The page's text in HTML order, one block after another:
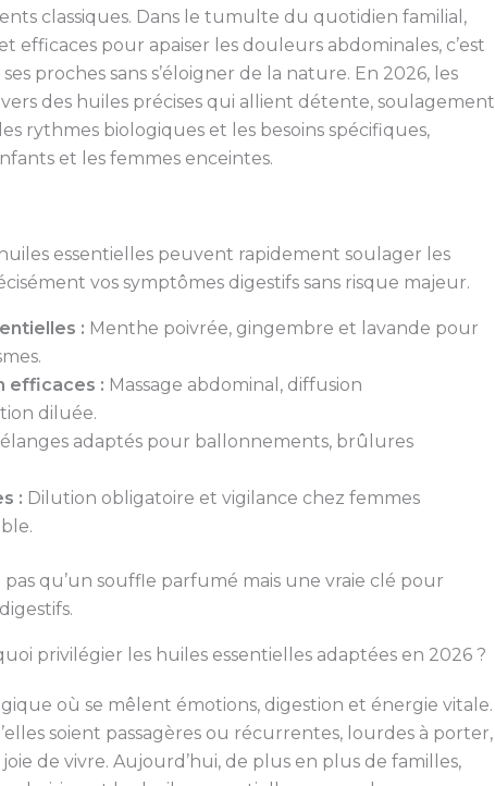
classiques. Dans le tumulte du quotidien familial,
efficaces pour apaiser les douleurs abdominales, c’est
proches sans s’éloigner de la nature. En 2026, les
des huiles précises qui allient détente, soulagement
rythmes biologiques et les besoins spécifiques,
et les femmes enceintes.
essentielles peuvent rapidement soulager les
vos symptômes digestifs sans risque majeur.
: Menthe poivrée, gingembre et lavande pour
efficaces : Massage abdominal, diffusion
diluée.
adaptés pour ballonnements, brûlures
: Dilution obligatoire et vigilance chez femmes
pas qu’un souffle parfumé mais une vraie clé pour
privilégier les huiles essentielles adaptées en 2026 ?
où se mêlent émotions, digestion et énergie vitale.
soient passagères ou récurrentes, lourdes à porter,
de vivre. Aujourd’hui, de plus en plus de familles,